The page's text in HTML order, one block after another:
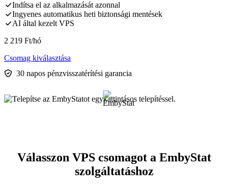
Indítsa el az alkalmazását azonnal
Ingyenes automatikus heti biztonsági mentések
AI által kezelt VPS
2 219 Ft/hó
Csomag kiválasztása
30 napos pénzvisszatérítési garancia
Válasszon VPS csomagot a EmbyStat
szolgáltatáshoz